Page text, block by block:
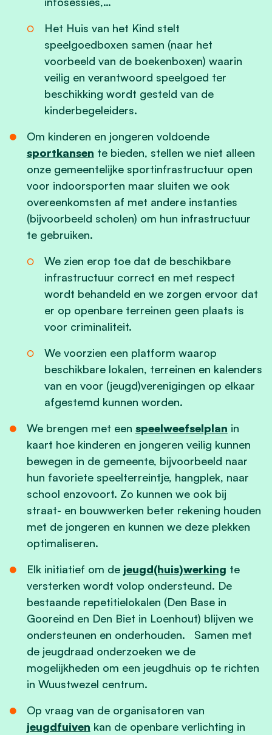
Het Huis van het Kind stelt
speelgoedboxen samen (naar het
voorbeeld van de boekenboxen) waarin
veilig en verantwoord speelgoed ter
beschikking wordt gesteld van de
kinderbegeleiders.
Om kinderen en jongeren voldoende
sportkansen te bieden, stellen we niet alleen
onze gemeentelijke sportinfrastructuur open
voor indoorsporten maar sluiten we ook
overeenkomsten af met andere instanties
(bijvoorbeeld scholen) om hun infrastructuur
te gebruiken.
We zien erop toe dat de beschikbare
infrastructuur correct en met respect
wordt behandeld en we zorgen ervoor dat
er op openbare terreinen geen plaats is
voor criminaliteit.
We voorzien een platform waarop
beschikbare lokalen, terreinen en kalenders
van en voor (jeugd)verenigingen op elkaar
afgestemd kunnen worden.
We brengen met een speelweefselplan in
kaart hoe kinderen en jongeren veilig kunnen
bewegen in de gemeente, bijvoorbeeld naar
hun favoriete speelterreintje, hangplek, naar
school enzovoort. Zo kunnen we ook bij
straat- en bouwwerken beter rekening houden
met de jongeren en kunnen we deze plekken
optimaliseren.
Elk initiatief om de jeugd(huis)werking te
versterken wordt volop ondersteund. De
bestaande repetitielokalen (Den Base in
Gooreind en Den Biet in Loenhout) blijven we
ondersteunen en onderhouden. Samen met
de jeugdraad onderzoeken we de
mogelijkheden om een jeugdhuis op te richten
in Wuustwezel centrum.
Op vraag van de organisatoren van
jeugdfuiven kan de openbare verlichting in